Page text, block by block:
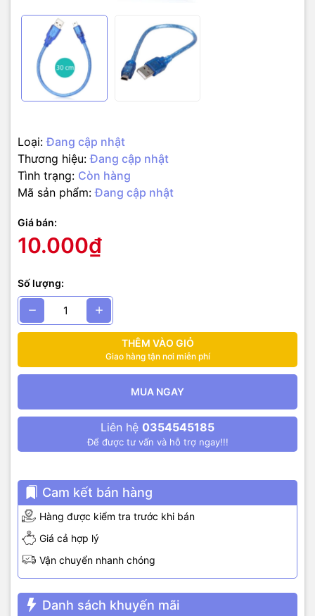
Loại: Đang cập nhật
Thương hiệu: Đang cập nhật
Tình trạng: Còn hàng
Mã sản phẩm: Đang cập nhật
Giá bán:
10.000₫
Số lượng:
THÊM VÀO GIỎ
Giao hàng tận nơi miễn phí
MUA NGAY
Liên hệ 0354545185
Để được tư vấn và hỗ trợ ngay!!!
Cam kết bán hàng
Hàng được kiểm tra trước khi bán
Giá cả hợp lý
Vận chuyển nhanh chóng
Danh sách khuyến mãi